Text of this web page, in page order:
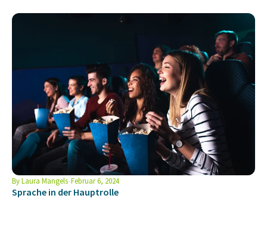
ByLaura Mangels Februar 6, 2024
Sprache in der Hauptrolle